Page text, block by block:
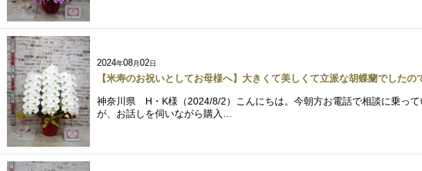
2024年08月02日
【米寿のお祝いとしてお母様へ】大きくて美しくて立派な胡蝶蘭でしたの
神奈川県 H・K様（2024/8/2）こんにちは。今朝方お電話で相談に乗っ
が、お話しを伺いながら購入…